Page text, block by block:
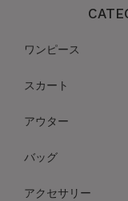
ワンピース
スカート
アウター
バッグ
アクセサリー